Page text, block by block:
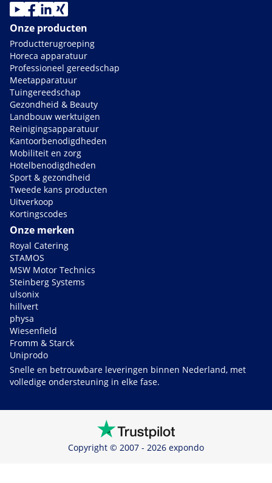
Onze producten
Productterugroeping
Horeca apparatuur
Professioneel gereedschap
Meetapparatuur
Tuingereedschap
Gezondheid & Beauty
Landbouw werktuigen
Reinigingsapparatuur
Kantoorbenodigdheden
Mobiliteit en zorg
Hotelbenodigdheden
Sport & gezondheid
Tweede kans producten
Uitverkoop
Kortingscodes
Onze merken
Royal Catering
STAMOS
MSW Motor Technics
Steinberg Systems
ulsonix
hillvert
physa
Wiesenfield
Fromm & Starck
Uniprodo
Snelle en betrouwbare leveringen binnen Nederland, met
volledige ondersteuning in elke fase.
Copyright © 2007 - 2026 expondo